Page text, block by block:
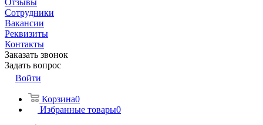
Отзывы
Сотрудники
Вакансии
Реквизиты
Контакты
Заказать звонок
Задать вопрос
Войти
Корзина0
Избранные товары0